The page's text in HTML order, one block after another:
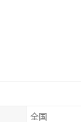
全国